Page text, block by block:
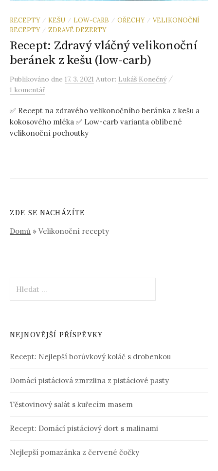
RECEPTY / KEŠU / LOW-CARB / OŘECHY / VELIKONOČNÍ
RECEPTY / ZDRAVÉ DEZERTY
Recept: Zdravý vláčný velikonoční
beránek z kešu (low-carb)
Publikováno dne 17. 3. 2021 Autor: Lukáš Konečný /
1 komentář
✅ Recept na zdravého velikonočního beránka z kešu a
kokosového mléka ✅ Low-carb varianta oblíbené
velikonoční pochoutky
ZDE SE NACHÁZÍTE
Domů » Velikonoční recepty
NEJNOVĚJŠÍ PŘÍSPĚVKY
Recept: Nejlepší borůvkový koláč s drobenkou
Domácí pistáciová zmrzlina z pistáciové pasty
Těstovinový salát s kuřecím masem
Recept: Domácí pistáciový dort s malinami
Nejlepší pomazánka z červené čočky